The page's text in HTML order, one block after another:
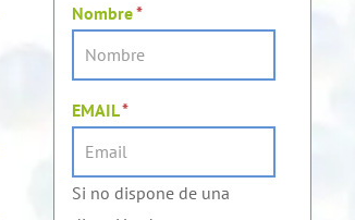
Nombre*
EMAIL*
Si no dispone de una